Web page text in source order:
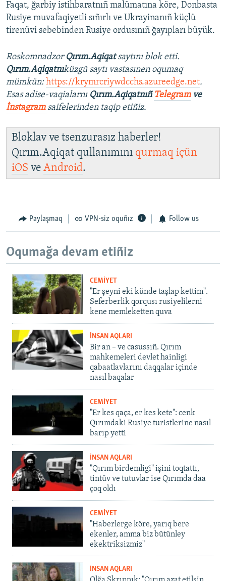
Faqat, ğarbiy istihbaratnıñ malümatına köre, Donbasta
Rusiye muvafaqiyetli sıñırlı ve Ukrayinanıñ küçlü
tirenüvi sebebinden Rusiye ordusınıñ ğayıpları büyük.
Roskomnadzor Qırım.Aqiqatsaytını blok etti.
Qırım.Aqiqatnıküzgü saytı vastasınen oqumaq
mümkün:https://krymrcriywdcchs.azureedge.net.
Esas adise-vaqialarnı Qırım.Aqiqatnıñ Telegramve
İnstagram saifelerinden taqip etiñiz.
Bloklav ve tsenzurasız haberler!
Qırım.Aqiqat qullanımını qurmaq içün
iOS ve Android.
Paylaşmaq VPN-siz oquñız Follow us
Oqumağa devam etiñiz
CEMİYET
"Er şeyni eki künde taşlap kettim".
Seferberlik qorqusı rusiyelilerni
kene memleketten quva
İNSAN AQLARI
Bir an – ve casussıñ. Qırım
mahkemeleri devlet hainligi
qabaatlavlarını daqqalar içinde
nasıl baqalar
CEMİYET
"Er kes qaça, er kes kete": cenk
Qırımdaki Rusiye turistlerine nasıl
barıp yetti
İNSAN AQLARI
"Qırım birdemligi" işini toqtattı,
tintüv ve tutuvlar ise Qırımda daa
çoq oldı
CEMİYET
"Haberlerge köre, yarıq bere
ekenler, amma biz bütünley
ekektriksizmiz"
İNSAN AQLARI